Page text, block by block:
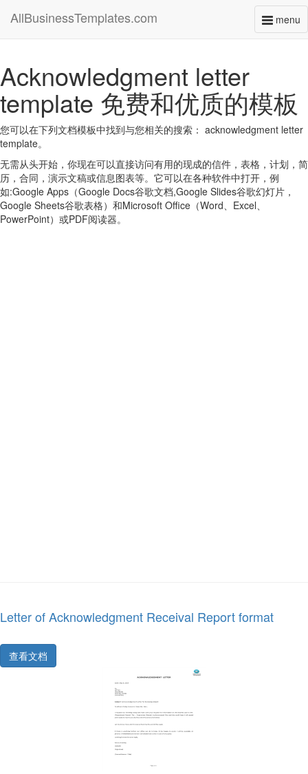
menu
AllBusinessTemplates.com
Acknowledgment letter
template 免费和优质的模板
您可以在下列文档模板中找到与您相关的搜索： acknowledgment letter
template。
无需从头开始，你现在可以直接访问有用的现成的信件，表格，计划，简
历，合同，演示文稿或信息图表等。它可以在各种软件中打开，例
如:Google Apps（Google Docs谷歌文档,Google Slides谷歌幻灯片，
Google Sheets谷歌表格）和Microsoft Office（Word、Excel、
PowerPoint）或PDF阅读器。
Letter of Acknowledgment Receival Report format
查看文档